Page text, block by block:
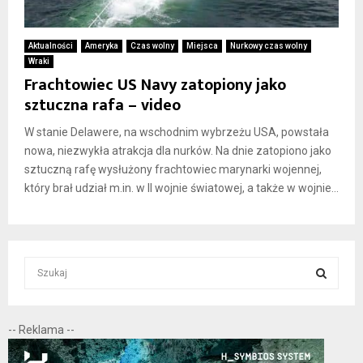
Aktualności Ameryka Czas wolny Miejsca
Nurkowy czas wolny
Wraki
Frachtowiec US Navy zatopiony jako
sztuczna rafa – video
W stanie Delawere, na wschodnim wybrzeżu USA, powstała
nowa, niezwykła atrakcja dla nurków. Na dnie zatopiono jako
sztuczną rafę wysłużony frachtowiec marynarki wojennej,
który brał udział m.in. w II wojnie światowej, a także w wojnie...
c
h
E
-- Reklama --